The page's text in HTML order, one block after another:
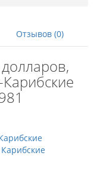
Отзывов (0)